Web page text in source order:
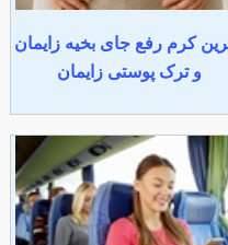
کرم رفع جای بخیه زایمان
و ترک پوستی زایمان